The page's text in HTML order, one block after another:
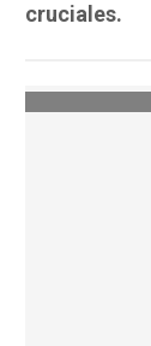
cruciales.